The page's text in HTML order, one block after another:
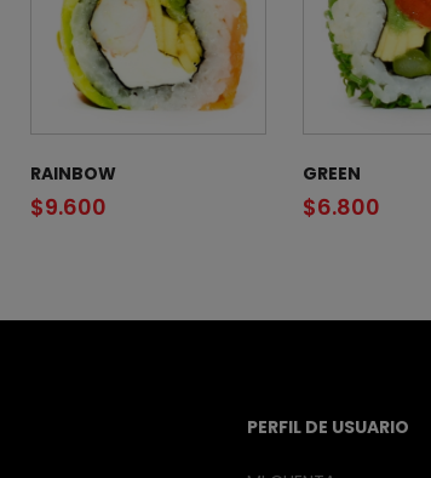
RAINBOW
$9.600
GREEN
$6.800
PERFIL DE USUARIO